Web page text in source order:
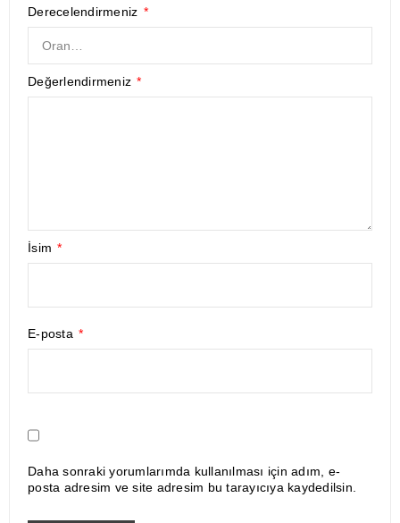
Derecelendirmeniz *
Değerlendirmeniz *
İsim *
E-posta *
Daha sonraki yorumlarımda kullanılması için adım, e-
posta adresim ve site adresim bu tarayıcıya kaydedilsin.